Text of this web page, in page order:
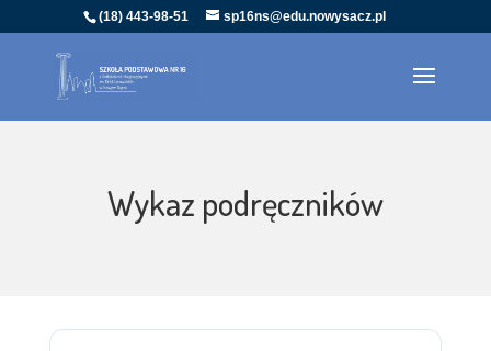
(18) 443-98-51 sp16ns@edu.nowysacz.pl
Wykaz podręczników